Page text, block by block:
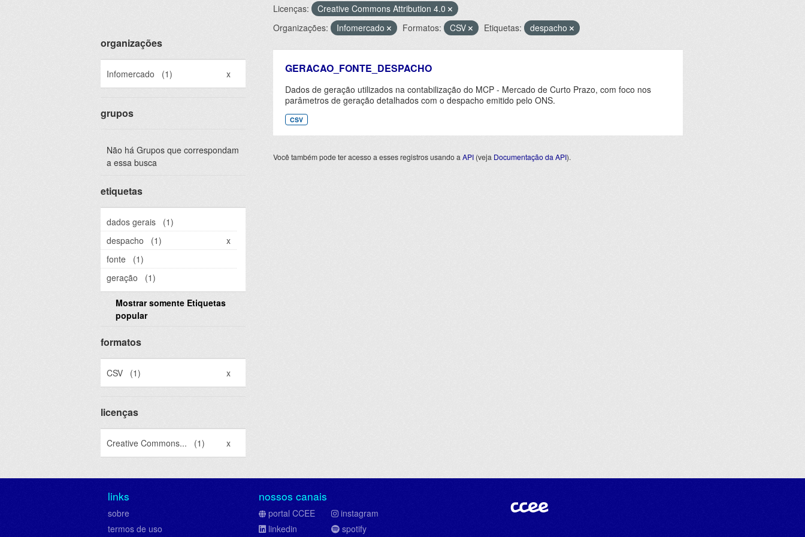
organizações
Infomercado (1) x
grupos
Não há Grupos que correspondam
a essa busca
etiquetas
dados gerais
(1)
despacho
(1)
x
fonte
(1)
geração
(1)
Mostrar somente Etiquetas
popular
formatos
CSV (1) x
licenças
Creative Commons... (1) x
Licenças:
Creative Commons Attribution 4.0
Organizações:
Infomercado Formatos: CSV Etiquetas: despacho
GERACAO_FONTE_DESPACHO
Dados de geração utilizados na contabilização do MCP - Mercado de Curto Prazo, com foco nos
parâmetros de geração detalhados com o despacho emitido pelo ONS.
CSV
Você também pode ter acesso a esses registros usando a API (veja Documentação da API).
links
sobre
termos de uso
nossos canais
portal CCEE
linkedin
instagram
spotify